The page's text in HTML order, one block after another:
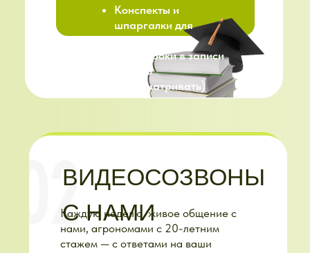
Задали вопрос в чат
Прислали фото
Не знаете, что
делать — куратор
получили ответ от человека,
который прошёл тот же путь
РАБОТАЕТ: